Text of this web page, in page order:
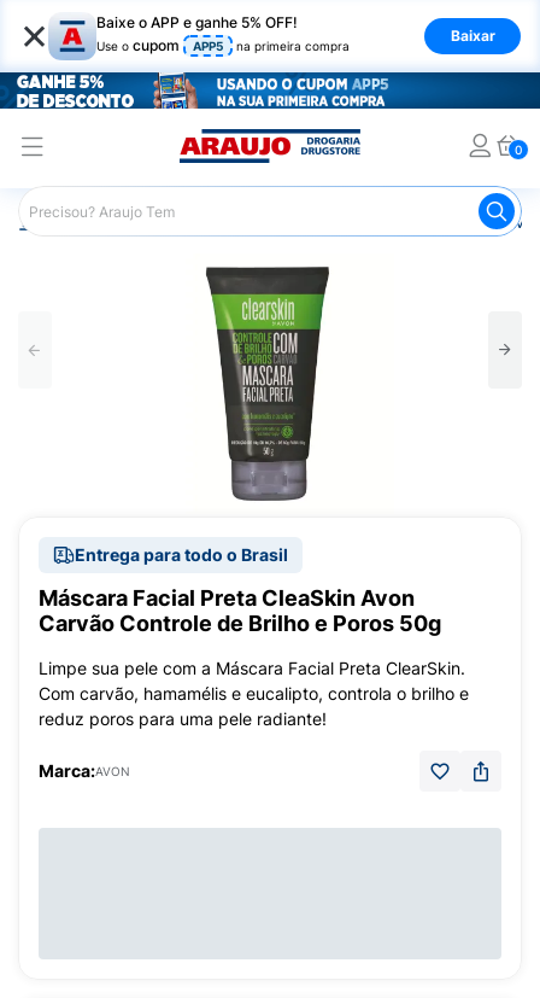
× Baixe o APP e ganhe 5% OFF!
Use o cupom APP5 na primeira compra
Baixar
0
Araujo Beleza e Cuidados Cuidados com o Rosto
Entrega para todo o Brasil
Máscara Facial Preta CleaSkin Avon
Carvão Controle de Brilho e Poros 50g
Limpe sua pele com a Máscara Facial Preta ClearSkin.
Com carvão, hamamélis e eucalipto, controla o brilho e
reduz poros para uma pele radiante!
Marca:AVON